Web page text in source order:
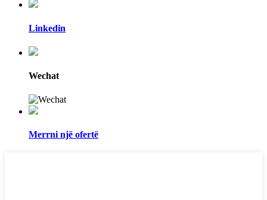
Linkedin
Wechat
Merrni një ofertë